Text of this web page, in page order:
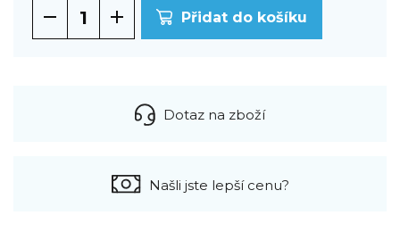
Přidat do košíku
Dotaz na zboží
Našli jste lepší cenu?